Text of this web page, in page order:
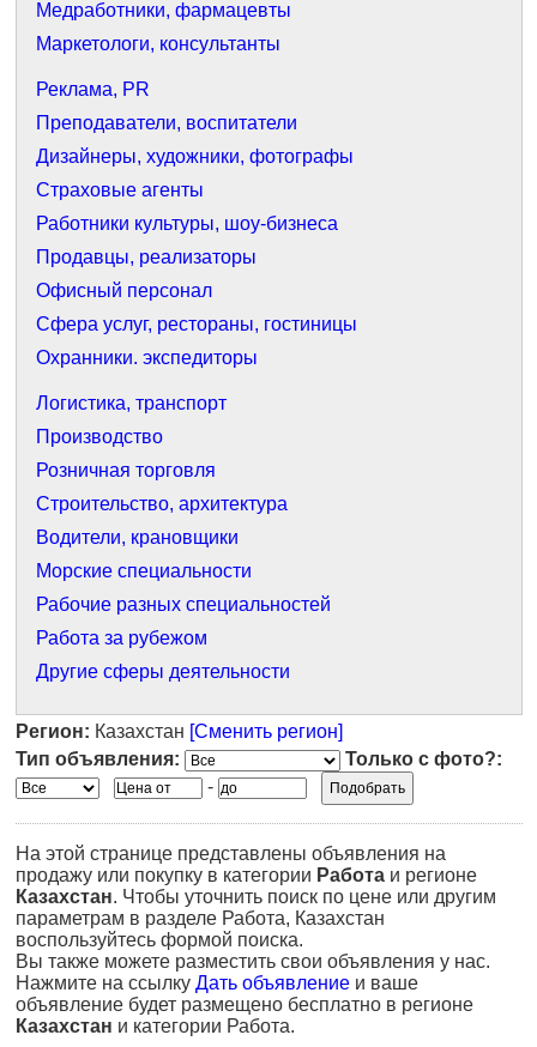
Медработники, фармацевты
Маркетологи, консультанты
Реклама, PR
Преподаватели, воспитатели
Дизайнеры, художники, фотографы
Страховые агенты
Работники культуры, шоу-бизнеса
Продавцы, реализаторы
Офисный персонал
Сфера услуг, рестораны, гостиницы
Охранники. экспедиторы
Логистика, транспорт
Производство
Розничная торговля
Строительство, архитектура
Водители, крановщики
Морские специальности
Рабочие разных специальностей
Работа за рубежом
Другие сферы деятельности
Регион: Казахстан [Сменить регион]
Тип объявления:
Только с фото?:
-
На этой странице представлены объявления на
продажу или покупку в категории Работа и регионе
Казахстан. Чтобы уточнить поиск по цене или другим
параметрам в разделе Работа, Казахстан
воспользуйтесь формой поиска.
Вы также можете разместить свои объявления у нас.
Нажмите на ссылку Дать объявление и ваше
объявление будет размещено бесплатно в регионе
Казахстан и категории Работа.